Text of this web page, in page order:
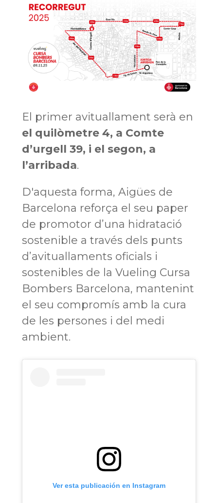
El primer avituallament serà en
el quilòmetre 4, a Comte
d’urgell 39, i el segon, a
l’arribada.
D'aquesta forma, Aigües de
Barcelona reforça el seu paper
de promotor d’una hidratació
sostenible a través dels punts
d’avituallaments oficials i
sostenibles de la Vueling Cursa
Bombers Barcelona, mantenint
el seu compromís amb la cura
de les persones i del medi
ambient.
Ver esta publicación en Instagram